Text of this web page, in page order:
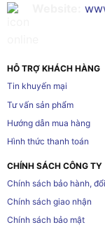
HỖ TRỢ KHÁCH HÀNG
Tin khuyến mại
Tư vấn sản phẩm
Hướng dẫn mua hàng
Hình thức thanh toán
CHÍNH SÁCH CÔNG TY
Chính sách bảo hành,
Chính sách giao nhận
Chính sách bảo mật